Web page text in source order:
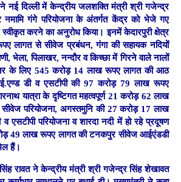
ने नई दिल्ली में केन्द्रीय जलशक्ति मंत्री श्री गजेन्द्र
गंगे परियोजना के अंतर्गत केंद्र को भेजे गए
स्वीकृत करने का अनुरोध किया। इनमें केदारपुरी क्षेत्र
लागत से सीवेज प्रबंधन, गंगा की सहायक नदियों
भेला, पिलाखर, नन्दौर व किच्छा में गिरने वाले नालों
के लिए 545 करोड़ 14 लाख रूपए लागत की आठ
डी व एसटीपी की 97 करोड़ 79 लाख रूपए
यात्रा के दृष्टिगत महत्वपूर्ण 21 करोड़ 62 लाख
सीवेज परियोजना, अगस्तमुनि की 27 करोड़ 17 लाख
एसटीपी परियोजना व शारदा नदी में हो रहे प्रदूषण
49 लाख रूपए लागत की टनकपुर सीवेज आईएंडडी
हैं।
रावत ने केन्द्रीय मंत्री श्री गजेन्द्र सिंह शेखावत